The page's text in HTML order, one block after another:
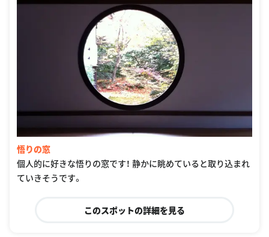
悟りの窓
個人的に好きな悟りの窓です！ 静かに眺めていると取り込まれ
ていきそうです。
このスポットの詳細を見る